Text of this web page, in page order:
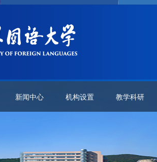
新闻中心 机构设置 教学科研